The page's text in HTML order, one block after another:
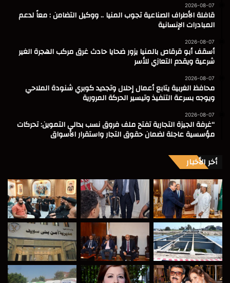
2026-08-07
قافلة الأطراف الصناعية تجوب المنيا .. ووكيل التضامن : معاً لدعم
المبادرات الإنسانية
2026-08-07
أسقف أبو قرقاص بالمنيا يزور ضحايا حادث غرق مركب الهجرة الغير
شرعية ويقدم التعازي للأسر
2026-08-07
محافظ الغربية يتابع أعمال إحلال وتجديد كوبري شنودة الملاحي
ويوجه بسرعة التنفيذ وتيسير الحركة المرورية
2026-08-07
“غرفة الجيزة التجارية تفتح ملف فروق نسب بدالي التموين: تحركات
مؤسسية عاجلة لضمان حقوق التجار واستقرار الأسواق
أخر الأخبار